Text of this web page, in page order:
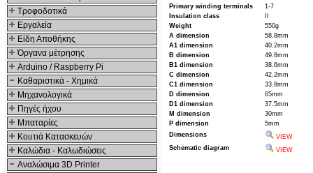
Τροφοδοτικά
Εργαλεία
Είδη Αποθήκης
Όργανα μέτρησης
Arduino / Raspberry Pi
Καθαριστικά - Χημικά
Μηχανολογικά
Πηγές ήχου
Μπαταρίες
Κουτιά Κατασκευών
Καλώδια - Καλωδιώσεις
Αναλώσιμα 3D Printer
Primary winding terminals
1-7
Insulation class
Weight
550g
A dimension
58.8mm
A1 dimension
40.2mm
B dimension
49.8mm
B1 dimension
38.6mm
C dimension
42.2mm
C1 dimension
33.8mm
D dimension
65mm
D1 dimension
37.5mm
M dimension
30mm
P dimension
5mm
Dimensions
VIEW
Schematic diagram
VIEW